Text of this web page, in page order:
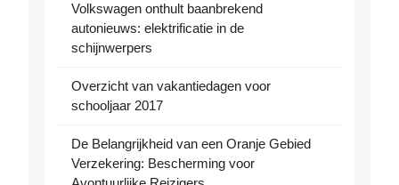
Volkswagen onthult baanbrekend
autonieuws: elektrificatie in de
schijnwerpers
Overzicht van vakantiedagen voor
schooljaar 2017
De Belangrijkheid van een Oranje Gebied
Verzekering: Bescherming voor